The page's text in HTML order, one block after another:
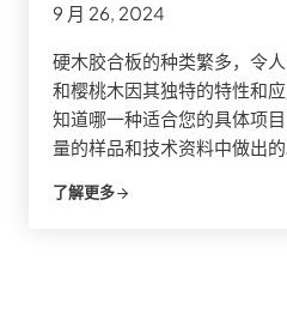
9 月 26, 2024
硬木胶合板的种类繁多，令
和樱桃木因其独特的特性和
知道哪一种适合您的具体项
量的样品和技术资料中做出的
了解更多